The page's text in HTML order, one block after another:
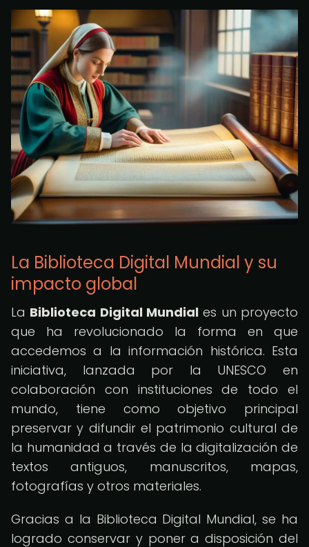
La Biblioteca Digital Mundial y su
impacto global
La Biblioteca Digital Mundial es un proyecto
que ha revolucionado la forma en que
accedemos a la información histórica. Esta
iniciativa, lanzada por la UNESCO en
colaboración con instituciones de todo el
mundo, tiene como objetivo principal
preservar y difundir el patrimonio cultural de
la humanidad a través de la digitalización de
textos antiguos, manuscritos, mapas,
fotografías y otros materiales.
Gracias a la Biblioteca Digital Mundial, se ha
logrado conservar y poner a disposición del